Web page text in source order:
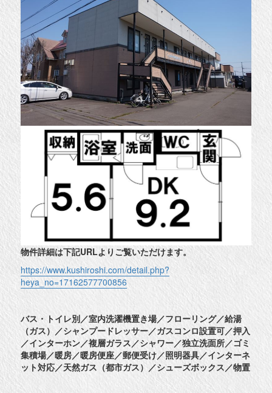
物件詳細は下記URLよりご覧いただけます。
https://www.kushiroshi.com/detail.php?
heya_no=17162577700856
バス・トイレ別／室内洗濯機置き場／フローリング／給湯
（ガス）／シャンプードレッサー／ガスコンロ設置可／押入
／インターホン／複層ガラス／シャワー／独立洗面所／ゴミ
集積場／暖房／暖房便座／郵便受け／照明器具／インターネ
ット対応／天然ガス（都市ガス）／シューズボックス／物置